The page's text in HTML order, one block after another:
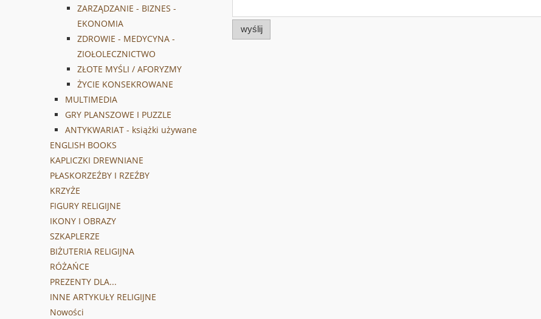
ZARZĄDZANIE - BIZNES -
EKONOMIA
ZDROWIE - MEDYCYNA -
ZIOŁOLECZNICTWO
ZŁOTE MYŚLI / AFORYZMY
ŻYCIE KONSEKROWANE
MULTIMEDIA
GRY PLANSZOWE I PUZZLE
ANTYKWARIAT - książki używane
ENGLISH BOOKS
KAPLICZKI DREWNIANE
PŁASKORZEŹBY I RZEŹBY
KRZYŻE
FIGURY RELIGIJNE
IKONY I OBRAZY
SZKAPLERZE
BIŻUTERIA RELIGIJNA
RÓŻAŃCE
PREZENTY DLA...
INNE ARTYKUŁY RELIGIJNE
Nowości
wyślij